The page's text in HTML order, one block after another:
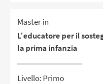
Master in
L'educatore per il
la prima infanzia
Livello: Primo